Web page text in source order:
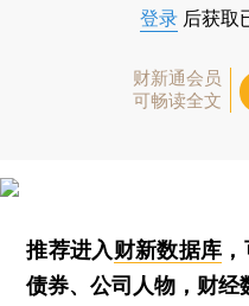
登录 后获取
财新通会员
可畅读全文
推荐进入财新数据库
债券、公司人物，财经